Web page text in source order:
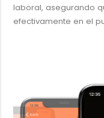
laboral, asegurando
efectivamente en el